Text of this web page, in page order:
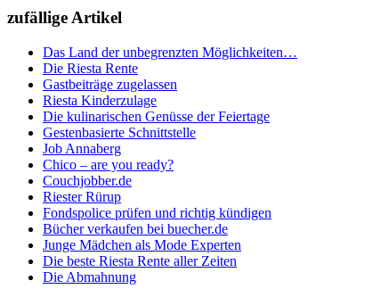
zufällige Artikel
Das Land der unbegrenzten Möglichkeiten…
Die Riesta Rente
Gastbeiträge zugelassen
Riesta Kinderzulage
Die kulinarischen Genüsse der Feiertage
Gestenbasierte Schnittstelle
Job Annaberg
Chico – are you ready?
Couchjobber.de
Riester Rürup
Fondspolice prüfen und richtig kündigen
Bücher verkaufen bei buecher.de
Junge Mädchen als Mode Experten
Die beste Riesta Rente aller Zeiten
Die Abmahnung